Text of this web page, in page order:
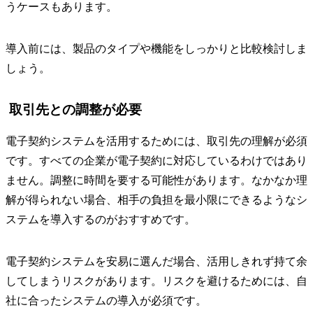
うケースもあります。
導入前には、製品のタイプや機能をしっかりと比較検討しま
しょう。
取引先との調整が必要
電子契約システムを活用するためには、取引先の理解が必須
です。すべての企業が電子契約に対応しているわけではあり
ません。調整に時間を要する可能性があります。なかなか理
解が得られない場合、相手の負担を最小限にできるようなシ
ステムを導入するのがおすすめです。
電子契約システムを安易に選んだ場合、活用しきれず持て余
してしまうリスクがあります。リスクを避けるためには、自
社に合ったシステムの導入が必須です。